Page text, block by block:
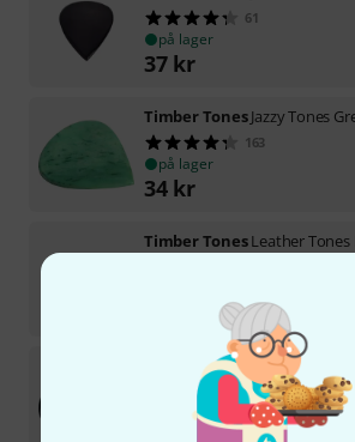
61
på lager
37 kr
Timber TonesJazzy Tones
163
på lager
34 kr
Timber TonesLeather
Timber Tones Leather Tones
119
på lager